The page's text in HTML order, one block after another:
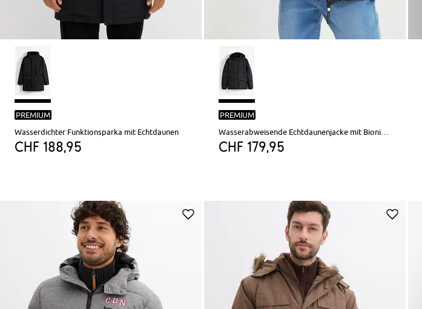
PREMIUM
Wasserdichter Funktionsparka mit Echtdaunen
CHF 188,95
PREMIUM
CHF 179,95